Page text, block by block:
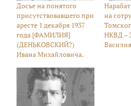
Досье на понятого
присутствовавшего при
аресте 1 декабря 1937
года [ФАМИЛИЯ]
(ДЕНЬКОВСКИЙ?)
Ивана Михайловича.
на
НКВД –